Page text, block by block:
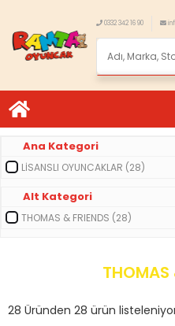
0332 342 16 90
Ana Kategori
LİSANSLI OYUNCAKLAR (28)
Alt Kategori
THOMAS & FRIENDS (28)
THOMAS
28 Üründen 28 ürün